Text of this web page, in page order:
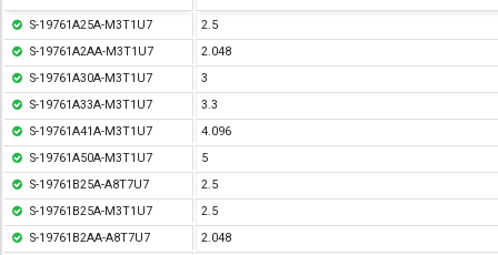
S-19761A25A-M3T1U7
2.5
S-19761A2AA-M3T1U7
2.048
S-19761A30A-M3T1U7
3
S-19761A33A-M3T1U7
3.3
S-19761A41A-M3T1U7
4.096
S-19761A50A-M3T1U7
5
S-19761B25A-A8T7U7
2.5
S-19761B25A-M3T1U7
2.5
S-19761B2AA-A8T7U7
2.048